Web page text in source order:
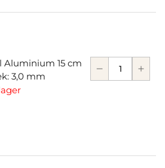
Aluminium 15 cm
3,0 mm